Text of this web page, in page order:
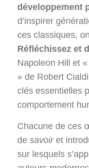
développement
d’inspirer
ces classiques,
Réfléchissez et
Napoleon Hill et «
» de Robert
clés essentielles
comportement
Chacune de ces
de savoiret
sur lesquels